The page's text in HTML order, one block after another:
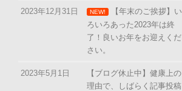
2023年12月31日 NEW! 【年末のご挨拶】い
ろいろあった2023年は終
了！良いお年をお迎えくだ
さい。
2023年5月1日
【ブログ休止中】健康上の
理由で、しばらく記事投稿